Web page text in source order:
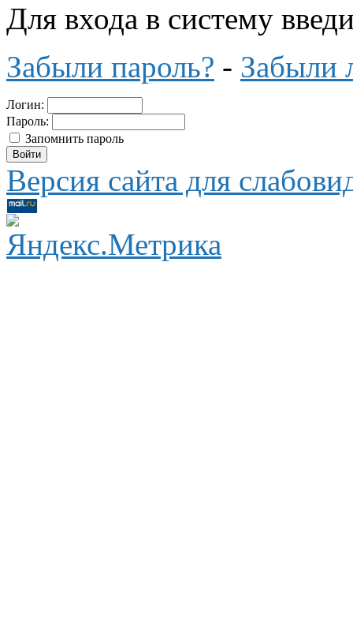
Для входа в систему
Забыли пароль? - Забыли
Логин:
Пароль:
Запомнить пароль
Версия сайта для